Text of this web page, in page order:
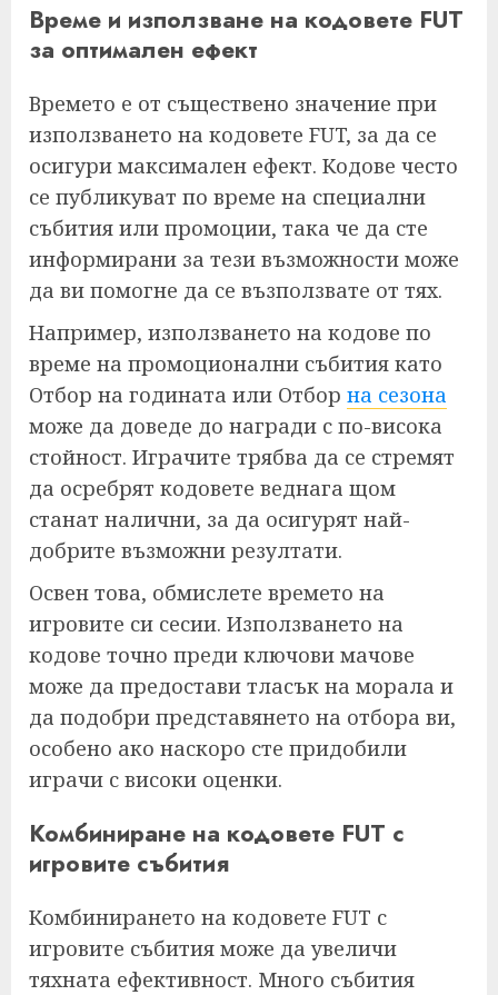
Време и използване на кодовете FUT
за оптимален ефект
Времето е от съществено значение при
използването на кодовете FUT, за да се
осигури максимален ефект. Кодове често
се публикуват по време на специални
събития или промоции, така че да сте
информирани за тези възможности може
да ви помогне да се възползвате от тях.
Например, използването на кодове по
време на промоционални събития като
Отбор на годината или Отбор на сезона
може да доведе до награди с по-висока
стойност. Играчите трябва да се стремят
да осребрят кодовете веднага щом
станат налични, за да осигурят най-
добрите възможни резултати.
Освен това, обмислете времето на
игровите си сесии. Използването на
кодове точно преди ключови мачове
може да предостави тласък на морала и
да подобри представянето на отбора ви,
особено ако наскоро сте придобили
играчи с високи оценки.
Комбиниране на кодовете FUT с
игровите събития
Комбинирането на кодовете FUT с
игровите събития може да увеличи
тяхната ефективност. Много събития